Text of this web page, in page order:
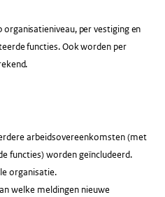
per vestiging en
functies. Ook worden per
arbeidsovereenkomsten (met
functies) worden geïncludeerd.
organisatie.
welke meldingen nieuwe